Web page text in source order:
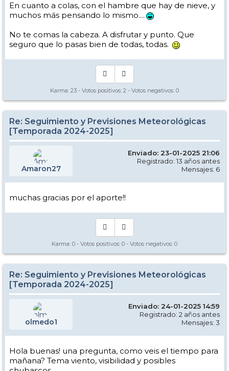
En cuanto a colas, con el hambre que hay de nieve, y
muchos más pensando lo mismo....
No te comas la cabeza. A disfrutar y punto. Que
seguro que lo pasas bien de todas, todas.
Karma: 23 - Votos positivos: 2 - Votos negativos: 0
Re: Seguimiento y Previsiones Meteorológicas
[Temporada 2024-2025]
Amaron27
Enviado: 23-01-2025 21:06
Registrado: 13 años antes
Mensajes: 6
muchas gracias por el aporte!!
Karma: 0 - Votos positivos: 0 - Votos negativos: 0
Re: Seguimiento y Previsiones Meteorológicas
[Temporada 2024-2025]
olmedo1
Enviado: 24-01-2025 14:59
Registrado: 2 años antes
Mensajes: 3
Hola buenas! una pregunta, como veis el tiempo para
mañana? Tema viento, visibilidad y posibles